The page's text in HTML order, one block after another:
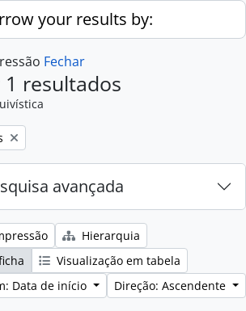
your results by:
Fechar
resultados
filter:
avançada
Hierarquia
Visualização em tabela
Data de início
Direção: Ascendente